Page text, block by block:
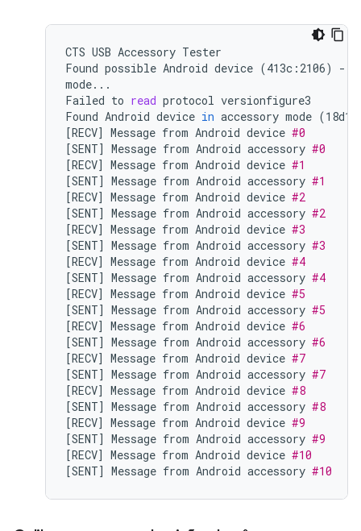
CTS USB Accessory Tester
Found possible Android device (413c:2106) -
mode...
Failed to read protocol versionfigure3
Found Android device in accessory mode (
[RECV] Message from Android device #0
[SENT] Message from Android accessory #0
[RECV] Message from Android device #1
[SENT] Message from Android accessory #1
[RECV] Message from Android device #2
[SENT] Message from Android accessory #2
[RECV] Message from Android device #3
[SENT] Message from Android accessory #3
[RECV] Message from Android device #4
[SENT] Message from Android accessory #4
[RECV] Message from Android device #5
[SENT] Message from Android accessory #5
[RECV] Message from Android device #6
[SENT] Message from Android accessory #6
[RECV] Message from Android device #7
[SENT] Message from Android accessory #7
[RECV] Message from Android device #8
[SENT] Message from Android accessory #8
[RECV] Message from Android device #9
[SENT] Message from Android accessory #9
[RECV] Message from Android device #10
[SENT] Message from Android accessory #10